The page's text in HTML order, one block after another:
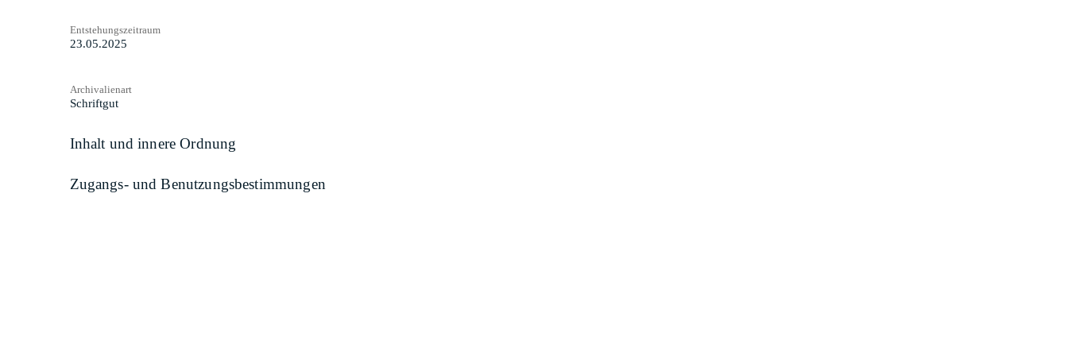
Entstehungszeitraum
23.05.2025
Archivalienart
Schriftgut
Inhalt und innere Ordnung
Zugangs- und Benutzungsbestimmungen